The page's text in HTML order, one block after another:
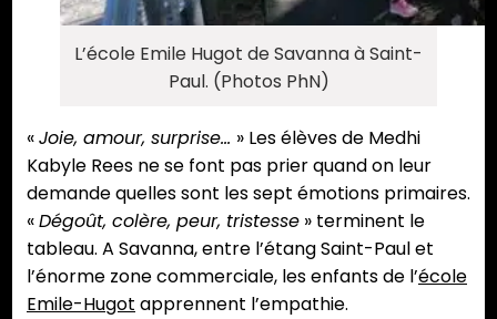
L’école Emile Hugot de Savanna à Saint-
Paul. (Photos PhN)
«Joie, amour, surprise… » Les élèves de Medhi
Kabyle Rees ne se font pas prier quand on leur
demande quelles sont les sept émotions primaires.
«Dégoût, colère, peur, tristesse » terminent le
tableau. A Savanna, entre l’étang Saint-Paul et
l’énorme zone commerciale, les enfants de l’école
Emile-Hugot apprennent l’empathie.